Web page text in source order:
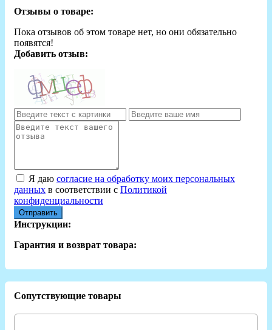
Отзывы о товаре:
Пока отзывов об этом товаре нет, но они обязательно
появятся!
Добавить отзыв:
Я даю согласие на обработку моих персональных
данных в соответствии с Политикой
конфиденциальности
Отправить
Инструкции:
Гарантия и возврат товара:
Сопутствующие товары